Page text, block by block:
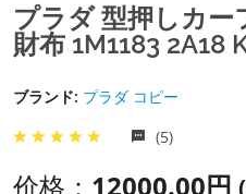
プラダ 型押しカ
財布 1M1183 2A18
ブランド: プラダ コピー
(5)
价格： 12000.00円